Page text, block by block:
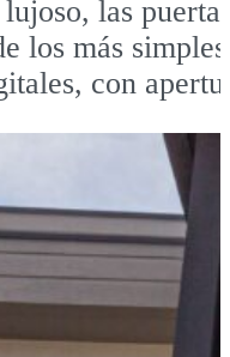
las
los más
con